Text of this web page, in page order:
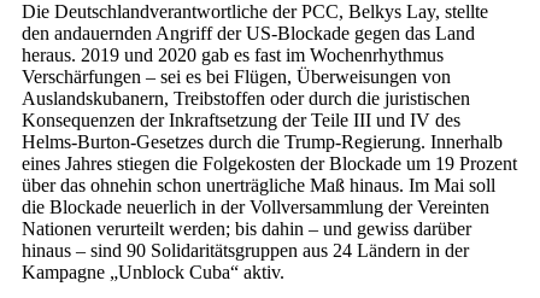
Die Deutschlandverantwortliche der PCC, Belkys Lay, stellte
den andauernden Angriff der US-Blockade gegen das Land
heraus. 2019 und 2020 gab es fast im Wochenrhythmus
Verschärfungen – sei es bei Flügen, Überweisungen von
Auslandskubanern, Treibstoffen oder durch die juristischen
Konsequenzen der Inkraftsetzung der Teile III und IV des
Helms-Burton-Gesetzes durch die Trump-Regierung. Innerhalb
eines Jahres stiegen die Folgekosten der Blockade um 19 Prozent
über das ohnehin schon unerträgliche Maß hinaus. Im Mai soll
die Blockade neuerlich in der Vollversammlung der Vereinten
Nationen verurteilt werden; bis dahin – und gewiss darüber
hinaus – sind 90 Solidaritätsgruppen aus 24 Ländern in der
Kampagne „Unblock Cuba“ aktiv.